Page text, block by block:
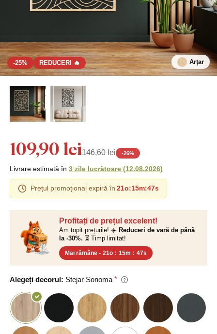
-25% REDUCERI 🔥 Arţar
Profitați de prețul excelent!
Am topit prețurile! ☀️ Reduceri de vară de până
la -30%. ⏳ Timp limitat!
Mai rămâne - 21o : 15m : 46s
Alegeți decorul: Stejar Sonoma
109,90 lei146,60 lei -26%
Livrare estimată în 3 zile lucrătoare (12.08.2026)
Prețul promoțional expiră în 21o:15m:46s